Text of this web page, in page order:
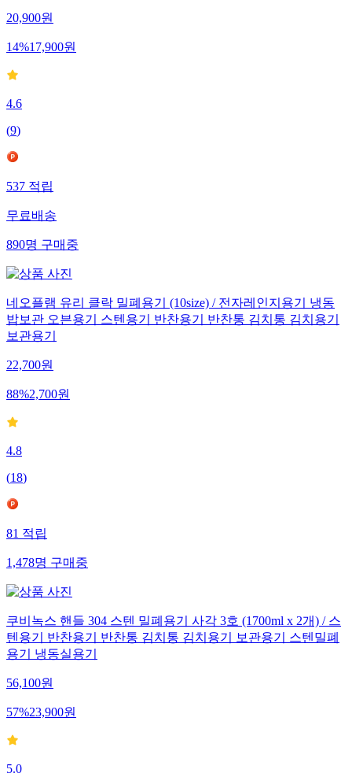
20,900원
14%17,900원
4.6
(9)
537적립
무료배송
890명구매중
네오플램 유리 클락 밀폐용기 (10size) / 전자레인지용기 냉동
밥보관 오븐용기 스텐용기 반찬용기 반찬통 김치통 김치용기
보관용기
22,700원
88%2,700원
4.8
(18)
81적립
1,478명구매중
쿠비녹스 핸들 304 스텐 밀폐용기 사각 3호 (1700ml x 2개) / 스
텐용기 반찬용기 반찬통 김치통 김치용기 보관용기 스텐밀폐
용기 냉동실용기
56,100원
57%23,900원